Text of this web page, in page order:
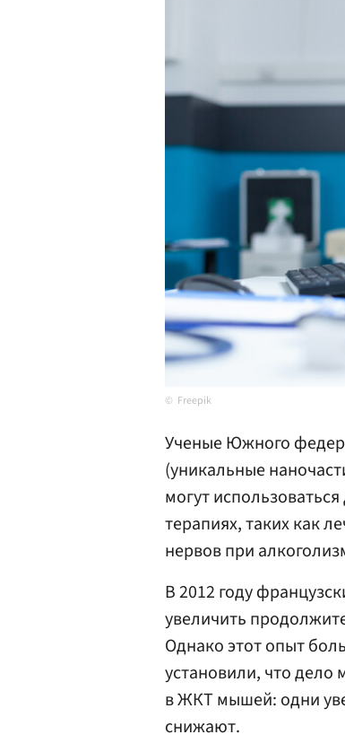
Freepik
Ученые Южного
(уникальные
могут
терапиях, таких как
нервов при
В 2012 году
увеличить
Однако этот опыт
установили, что
в ЖКТ мышей: одни
снижают.